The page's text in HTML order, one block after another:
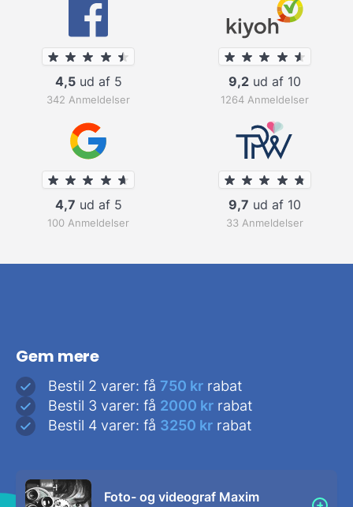
4,5ud af 5
342 Anmeldelser
9,2 ud af 10
1264 Anmeldelser
4,7 ud af 5
100 Anmeldelser
9,7 ud af 10
33 Anmeldelser
Gem mere
Bestil 2 varer: få 750 kr rabat
Bestil 3 varer: få 2000 kr rabat
Bestil 4 varer: få 3250 kr rabat
Foto- og videograf Maxim